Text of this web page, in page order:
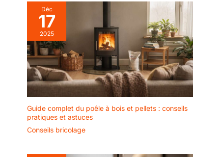
Déc
17
2025
Guide complet du poêle à bois et pellets : conseils
pratiques et astuces
Conseils bricolage